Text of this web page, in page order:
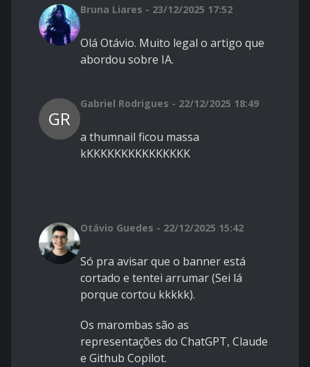
Bruna Liares - 23/12/2025 17:52
Olá Otávio. Muito legal o artigo que
abordou sobre IA.
GR
Gabriel Rodrigues - 22/12/2025 18:49
a thumnail ficou massa
kKKKKKKKKKKKKKKK
Otávio Guedes - 22/12/2025 15:42
Só pra avisar que o banner está
cortado e tentei arrumar (Sei lá
porque cortou kkkkk).
Os marombas são as
representações do ChatGPT, Claude
e Github Copilot.